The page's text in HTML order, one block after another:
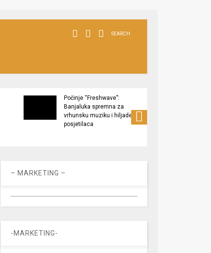
SEARCH
Počinje “Freshwave”:
Banjaluka spremna za
vrhunsku muziku i hiljade
posjetilaca
– MARKETING –
-MARKETING-